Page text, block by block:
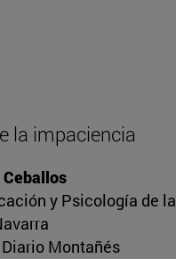
la impaciencia
y Psicología de la
Montañés